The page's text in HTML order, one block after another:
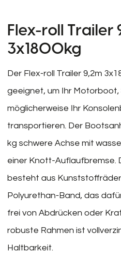
Flex-roll Trailer
3x1800kg
Der Flex-roll Trailer 9,2m
geeignet, um Ihr
möglicherweise Ihr
transportieren. Der
kg schwere Achse mit
einer Knott-Auflaufbremse.
besteht aus
Polyurethan-Band, das
frei von Abdrücken oder
robuste Rahmen ist
Haltbarkeit.